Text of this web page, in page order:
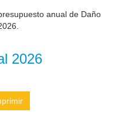
anual de Daño
2026